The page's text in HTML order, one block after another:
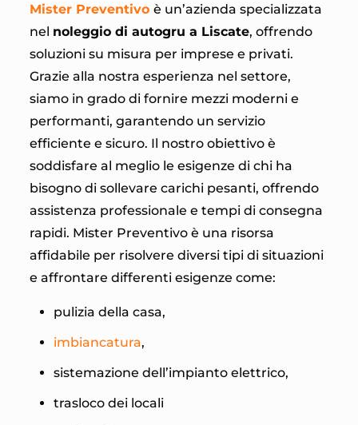
Mister Preventivo è un’azienda specializzata
nel noleggio di autogru a Liscate, offrendo
soluzioni su misura per imprese e privati.
Grazie alla nostra esperienza nel settore,
siamo in grado di fornire mezzi moderni e
performanti, garantendo un servizio
efficiente e sicuro. Il nostro obiettivo è
soddisfare al meglio le esigenze di chi ha
bisogno di sollevare carichi pesanti, offrendo
assistenza professionale e tempi di consegna
rapidi. Mister Preventivo è una risorsa
affidabile per risolvere diversi tipi di situazioni
e affrontare differenti esigenze come:
pulizia della casa,
imbiancatura,
sistemazione dell’impianto elettrico,
trasloco dei locali